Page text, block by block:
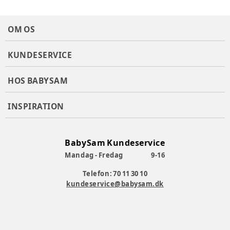
OM OS
KUNDESERVICE
HOS BABYSAM
INSPIRATION
BabySam Kundeservice
Mandag - Fredag
9-16
Telefon: 70 11 30 10
kundeservice@babysam.dk